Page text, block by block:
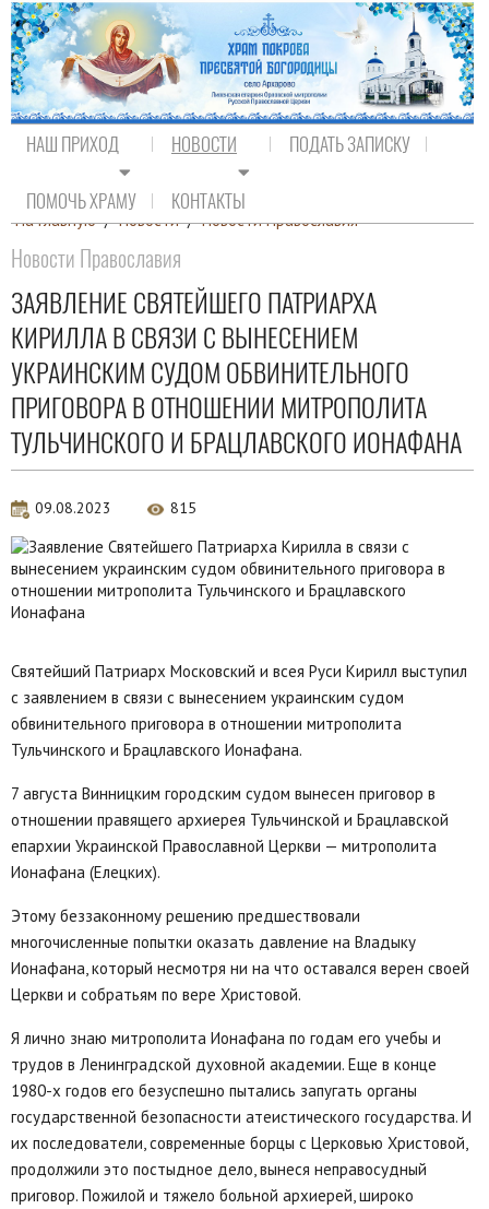
НАШ ПРИХОД НОВОСТИ ПОДАТЬ ЗАПИСКУ
ПОМОЧЬ ХРАМУ КОНТАКТЫ
На главную / Новости / Новости Православия
Новости Православия
ЗАЯВЛЕНИЕ СВЯТЕЙШЕГО ПАТРИАРХА
КИРИЛЛА В СВЯЗИ С ВЫНЕСЕНИЕМ
УКРАИНСКИМ СУДОМ ОБВИНИТЕЛЬНОГО
ПРИГОВОРА В ОТНОШЕНИИ МИТРОПОЛИТА
ТУЛЬЧИНСКОГО И БРАЦЛАВСКОГО ИОНАФАНА
09.08.2023 815
Святейший Патриарх Московский и всея Руси Кирилл выступил
с заявлением в связи с вынесением украинским судом
обвинительного приговора в отношении митрополита
Тульчинского и Брацлавского Ионафана.
7 августа Винницким городским судом вынесен приговор в
отношении правящего архиерея Тульчинской и Брацлавской
епархии Украинской Православной Церкви — митрополита
Ионафана (Елецких).
Этому беззаконному решению предшествовали
многочисленные попытки оказать давление на Владыку
Ионафана, который несмотря ни на что оставался верен своей
Церкви и собратьям по вере Христовой.
Я лично знаю митрополита Ионафана по годам его учебы и
трудов в Ленинградской духовной академии. Еще в конце
1980-х годов его безуспешно пытались запугать органы
государственной безопасности атеистического государства. И
их последователи, современные борцы с Церковью Христовой,
продолжили это постыдное дело, вынеся неправосудный
приговор. Пожилой и тяжело больной архиерей, широко